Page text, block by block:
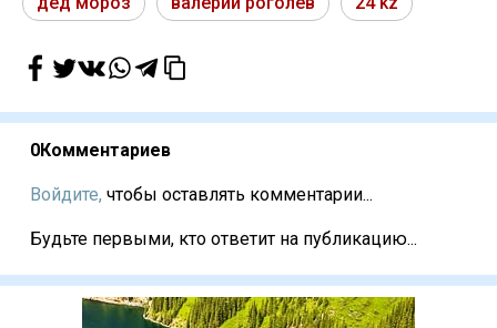
0Комментариев
Войдите, чтобы оставлять комментарии...
Будьте первыми, кто ответит на публикацию...